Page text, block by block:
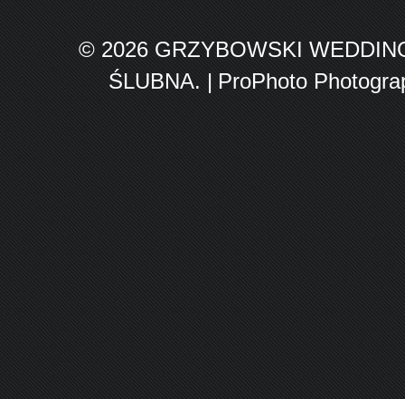
© 2026 GRZYBOWSKI
ŚLUBNA.
ProPhoto